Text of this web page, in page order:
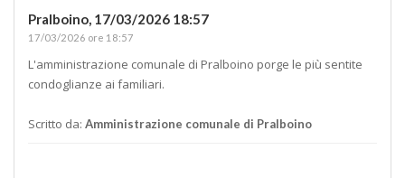
Pralboino, 17/03/2026 18:57
17/03/2026 ore 18:57
L'amministrazione comunale di Pralboino porge le più sentite
condoglianze ai familiari.
Scritto da: Amministrazione comunale di Pralboino